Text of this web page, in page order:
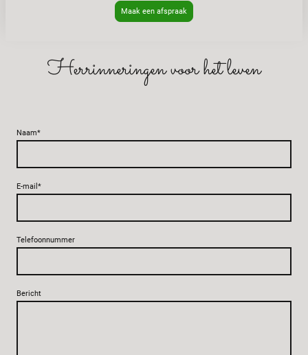
Maak een afspraak
Herrinneringen voor het leven
Naam*
E-mail *
Telefoonnummer
Bericht